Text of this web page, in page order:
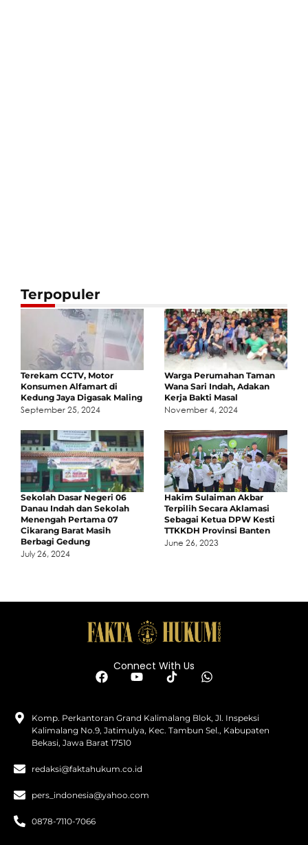
Terpopuler
Terekam CCTV, Motor
Konsumen Alfamart di
Kedung Jaya Digasak Maling
September 25, 2024
Warga Perumahan Taman
Wana Sari Indah, Adakan
Kerja Bakti Masal
November 4, 2024
Sekolah Dasar Negeri 06
Danau Indah dan Sekolah
Menengah Pertama 07
Cikarang Barat Masih
Berbagi Gedung
July 26, 2024
Hakim Sulaiman Akbar
Terpilih Secara Aklamasi
Sebagai Ketua DPW Kesti
TTKKDH Provinsi Banten
June 26, 2023
Connect With Us
Komp. Perkantoran Grand Kalimalang Blok, Jl. Inspeksi
Kalimalang No.9, Jatimulya, Kec. Tambun Sel., Kabupaten
Bekasi, Jawa Barat 17510
redaksi@faktahukum.co.id
pers_indonesia@yahoo.com
0878-7110-7066